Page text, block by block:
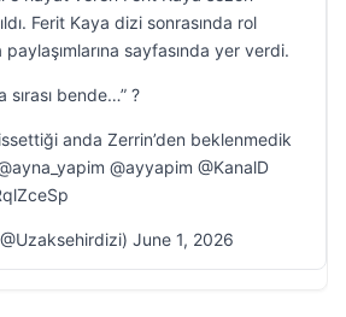
Ferit Kaya dizi sonrasında rol
paylaşımlarına sayfasında yer verdi.
bende…” ?
anda Zerrin’den beklenmedik
@ayyapim @KanalD
June 1, 2026